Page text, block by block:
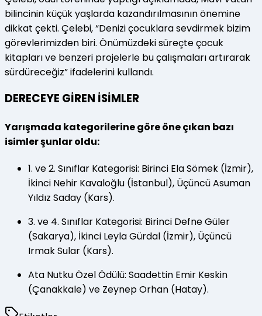
bilincinin küçük yaşlarda kazandırılmasının önemine
dikkat çekti. Çelebi, “Denizi çocuklara sevdirmek bizim
görevlerimizden biri. Önümüzdeki süreçte çocuk
kitapları ve benzeri projelerle bu çalışmaları artırarak
sürdüreceğiz” ifadelerini kullandı.
DERECEYE GİREN İSİMLER
Yarışmada kategorilerine göre öne çıkan bazı
isimler şunlar oldu:
1. ve 2. Sınıflar Kategorisi: Birinci Ela Sömek (İzmir),
İkinci Nehir Kavaloğlu (İstanbul), Üçüncü Asuman
Yıldız Saday (Kars).
3. ve 4. Sınıflar Kategorisi: Birinci Defne Güler
(Sakarya), İkinci Leyla Gürdal (İzmir), Üçüncü
Irmak Sular (Kars).
Ata Nutku Özel Ödülü: Saadettin Emir Keskin
(Çanakkale) ve Zeynep Orhan (Hatay).